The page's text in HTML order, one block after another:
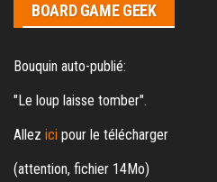
BOARD GAME GEEK
Bouquin auto-publié:
"Le loup laisse tomber".
Allez ici pour le télécharger
(attention, fichier 14Mo)